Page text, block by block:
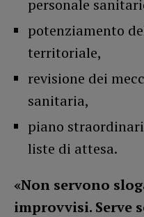
personale
potenziamento
territoriale,
revisione dei
sanitaria,
piano
liste di attesa.
«Non servono
improvvisi. Serve